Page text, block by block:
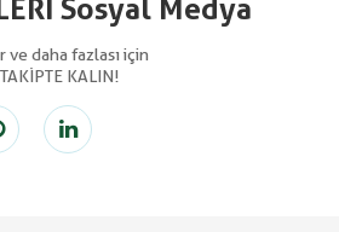
Sosyal Medya
daha fazlası için
KALIN!